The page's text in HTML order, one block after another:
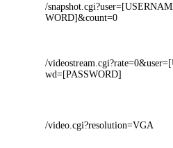
/
WORD]&count=0
/
wd=[PASSWORD]
/video.cgi?resolution=VGA